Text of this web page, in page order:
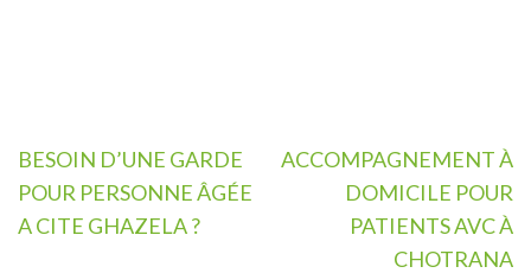
Navigation
de
l’article
BESOIN D’UNE GARDE
POUR PERSONNE ÂGÉE
A CITE GHAZELA ?
ACCOMPAGNEMENT À
DOMICILE POUR
PATIENTS AVC À
CHOTRANA